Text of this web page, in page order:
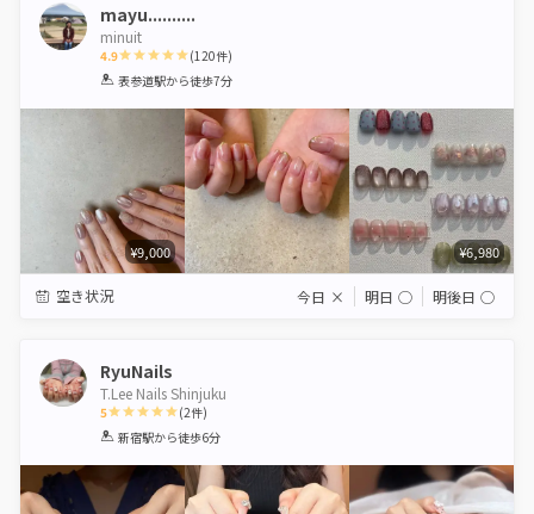
mayu..........
minuit
4.9
1 2 3 4 5
(120件)
表参道駅から徒歩7分
¥9,000 ¥6,980
空き状況 今日 × 明日 ◯ 明後日 ◯
RyuNails
T.Lee Nails Shinjuku
5
1 2 3 4 5
(2件)
新宿駅から徒歩6分